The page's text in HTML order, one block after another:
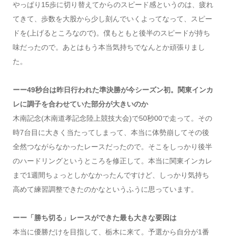
やっぱり15歩に切り替えてからのスピード感というのは、疲れ
てきて、歩数を大股から少し刻んでいくよってなって、スピー
ドを(上げるところなので)。僕もともと後半のスピードが持ち
味だったので。あとはもう本当気持ちでなんとか頑張りまし
た。
ーー49秒台は昨日行われた準決勝が今シーズン初。関東インカ
レに調子を合わせていた部分が大きいのか
木南記念(木南道孝記念陸上競技大会)で50秒00で走って。その
時7台目に大きく当たってしまって、本当に体勢崩してその後
全然つながらなかったレースだったので。そこをしっかり後半
のハードリングというところを修正して。本当に関東インカレ
まで1週間ちょっとしかなかったんですけど、しっかり気持ち
高めて練習調整できたのかなというふうに思っています。
ーー「勝ち切る」レースができた最も大きな要因は
本当に優勝だけを目指して、栃木に来て。予選から自分が1番